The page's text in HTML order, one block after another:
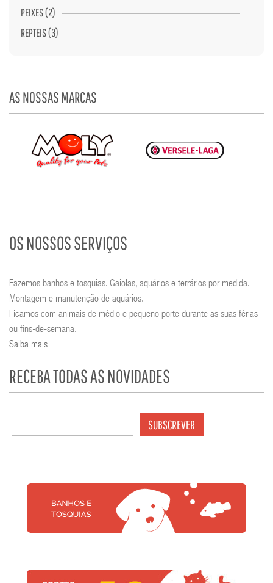
PEIXES (2)
REPTEIS (3)
AS NOSSAS MARCAS
OS NOSSOS SERVIÇOS
Fazemos banhos e tosquias. Gaiolas, aquários e terrários por medida.
Montagem e manutenção de aquários.
Ficamos com animais de médio e pequeno porte durante as suas férias
ou fins-de-semana.
Saiba mais
RECEBA TODAS AS NOVIDADES
SUBSCREVER